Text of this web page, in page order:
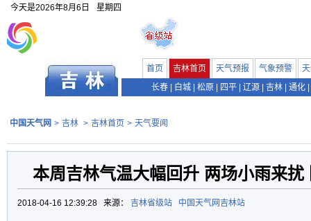
今天是2026年8月6日 星期四
首页 吉林首页 天气预报 气象预警
长春
白城 松原 四平 辽源 吉林 通化
中国天气网 > 吉林 > 吉林首页 > 天气要闻
本周吉林气温大幅回升 两场小雨来扰
2018-04-16 12:39:28 来源： 吉林省级站 中国天气网吉林站